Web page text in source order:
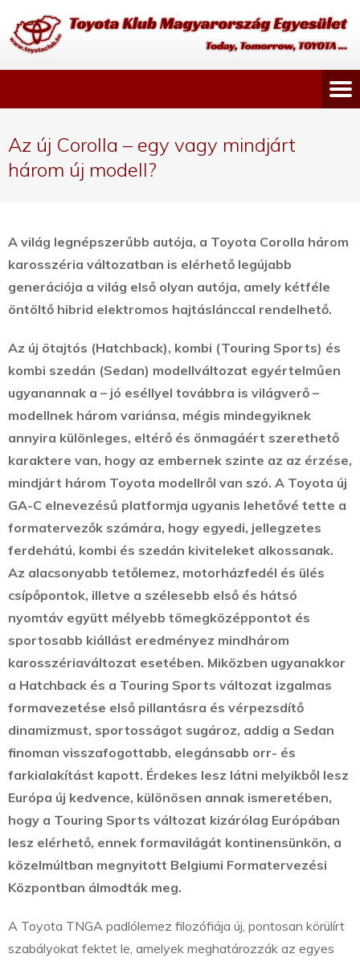
Az új Corolla – egy vagy mindjárt
három új modell?
A világ legnépszerűbb autója, a Toyota Corolla három
karosszéria változatban is elérhető legújabb
generációja a világ első olyan autója, amely kétféle
öntöltő hibrid elektromos hajtáslánccal rendelhető.
Az új ötajtós (Hatchback), kombi (Touring Sports) és
kombi szedán (Sedan) modellváltozat egyértelműen
ugyanannak a – jó eséllyel továbbra is világverő –
modellnek három variánsa, mégis mindegyiknek
annyira különleges, eltérő és önmagáért szerethető
karaktere van, hogy az embernek szinte az az érzése,
mindjárt három Toyota modellről van szó. A Toyota új
GA-C elnevezésű platformja ugyanis lehetővé tette a
formatervezők számára, hogy egyedi, jellegzetes
ferdehátú, kombi és szedán kiviteleket alkossanak.
Az alacsonyabb tetőlemez, motorházfedél és ülés
csípőpontok, illetve a szélesebb első és hátsó
nyomtáv együtt mélyebb tömegközéppontot és
sportosabb kiállást eredményez mindhárom
karosszériaváltozat esetében. Miközben ugyanakkor
a Hatchback és a Touring Sports változat izgalmas
formavezetése első pillantásra és vérpezsdítő
dinamizmust, sportosságot sugároz, addig a Sedan
finoman visszafogottabb, elegánsabb orr- és
farkialakítást kapott. Érdekes lesz látni melyikből lesz
Európa új kedvence, különösen annak ismeretében,
hogy a Touring Sports változat kizárólag Európában
lesz elérhető, ennek formavilágát kontinensünkön, a
közelmúltban megnyitott Belgiumi Formatervezési
Központban álmodták meg.
A Toyota TNGA padlólemez filozófiája új, pontosan körülírt
szabályokat fektet le, amelyek meghatározzák az egyes